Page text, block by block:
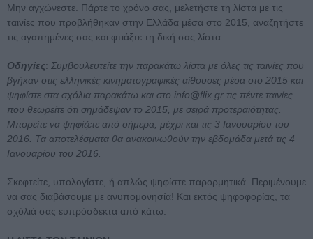
Μην αγχώνεστε. Πάρτε το χρόνο σας, μελετήστε τη λίστα με τις
ταινίες που προβλήθηκαν στην Ελλάδα μέσα στο 2015, αναζητήστε
τις αγαπημένες σας και φτιάξτε τη δική σας λίστα.
Οδηγίες: Συμβουλευτείτε την παρακάτω λίστα με όλες τις ταινίες που
βγήκαν στις ελληνικές κινηματογραφικές αίθουσες μέσα στο 2015 και
ψηφίστε στα σχόλια παρακάτω και στο info@flix.gr τις πέντε ταινίες
που θεωρείτε ότι σημάδεψαν το 2015, με σειρά προτεραιότητας.
Μπορείτε να ψηφίζετε από σήμερα, μέχρι και τις 3 Ιανουαρίου του
2016. Τα αποτελέσματα θα ανακοινωθούν την εβδομάδα μετά τις 4
Ιανουαρίου του 2016.
Σκεφτείτε, υπολογίστε, ή απλώς ψηφίστε παρορμητικά. Περιμένουμε
να σας διαβάσουμε με ανυπομονησία! Και εκτός ψηφοφορίας, τα
σχόλιά σας ευπρόσδεκτα από κάτω.